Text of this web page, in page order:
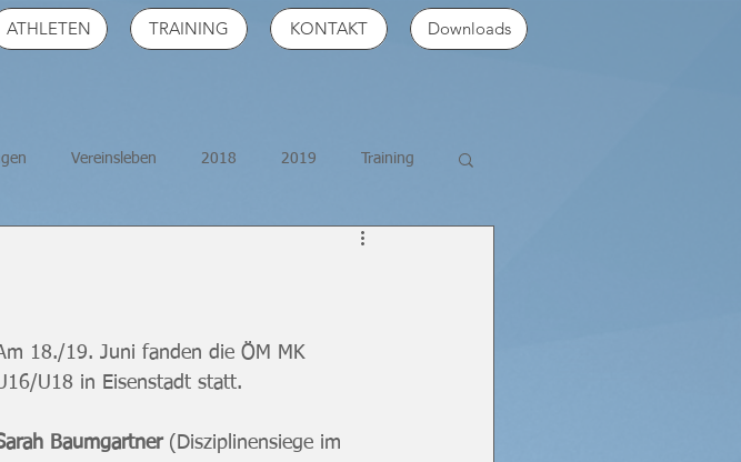
ATHLETEN TRAINING KONTAKT Downloads
Vereinsleben 2018 2019 Training
18./19. Juni fanden die ÖM MK
U18 in Eisenstadt statt.
Baumgartner (Disziplinensiege im